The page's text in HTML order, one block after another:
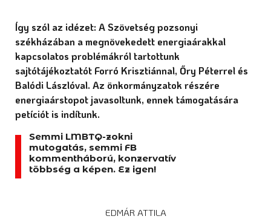
Így szól az idézet: A Szövetség pozsonyi
székházában a megnövekedett energiaárakkal
kapcsolatos problémákról tartottunk
sajtótájékoztatót Forró Krisztiánnal, Őry Péterrel és
Balódi Lászlóval. Az önkormányzatok részére
energiaárstopot javasoltunk, ennek támogatására
petíciót is indítunk.
Semmi LMBTQ-zokni
mutogatás, semmi FB
kommentháború, konzervatív
többség a képen. Ez igen!
EDMÁR ATTILA